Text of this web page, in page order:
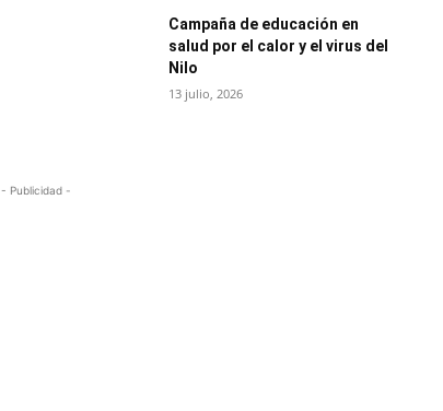
Campaña de educación en
salud por el calor y el virus del
Nilo
13 julio, 2026
- Publicidad -